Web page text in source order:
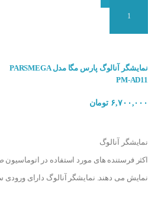
نمایشگر آنالوگ پارس مگا مدل PARSMEGA
PM-AD11
۶,۷۰۰,۰۰۰ تومان
نمایشگر آنالوگ
اکثر فرستنده های مورد استفاده در
نمایش می دهند. نمایشگر آنالوگ دارای ورودی سیگنال 0 ال 20 میلی آمپر، 0 تا 4 میلی آمپر، 0 تا 10 ولت و 0 تا 5 ولت را به عنوان ورودی دریافت می کند و نتیجه را به